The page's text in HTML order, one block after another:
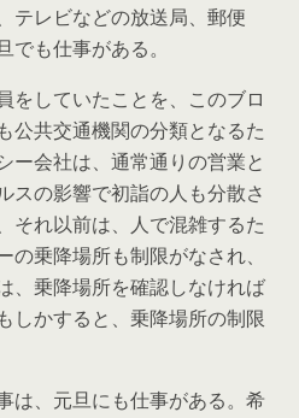
テレビなどの放送局、郵便
も仕事がある。
をしていたことを、このブロ
公共交通機関の分類となるた
ー会社は、通常通りの営業と
スの影響で初詣の人も分散さ
それ以前は、人で混雑するた
乗降場所も制限がなされ、
、乗降場所を確認しなければ
しかすると、乗降場所の制限
は、元旦にも仕事がある。希